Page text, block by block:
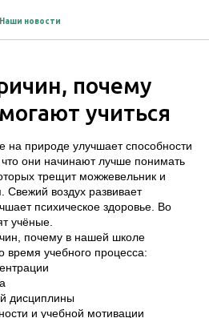
Наши новости
почему
учиться
на природе улучшает способности
они начинают лучше понимать
трещит можжевельник и
Свежий воздух развивает
психическое здоровье. Во
учёные.
почему в нашей школе
время учебного процесса:
дисциплины
и учебной мотивации